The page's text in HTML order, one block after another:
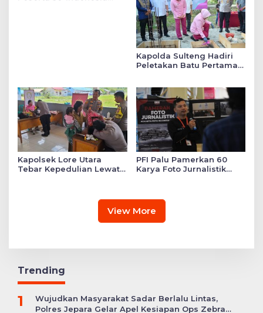
Kapolda Sulteng Hadiri
Peletakan Batu Pertama
Kapolsek Lore Utara
Tebar Kepedulian Lewat
PFI Palu Pamerkan 60
Karya Foto Jurnalistik
View More
Trending
1
Wujudkan Masyarakat Sadar Berlalu Lintas,
Polres Jepara Gelar Apel Kesiapan Ops Zebra